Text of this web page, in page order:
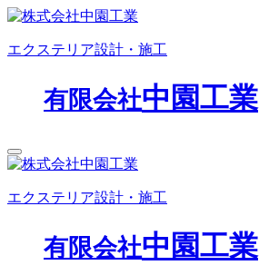
エクステリア設計・施工
有限会社中園工業
エクステリア設計・施工
有限会社中園工業